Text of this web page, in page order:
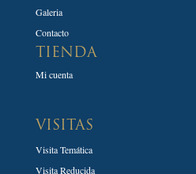
Galeria
Contacto
TIENDA
Mi cuenta
VISITAS
Visita Temática
Visita Reducida